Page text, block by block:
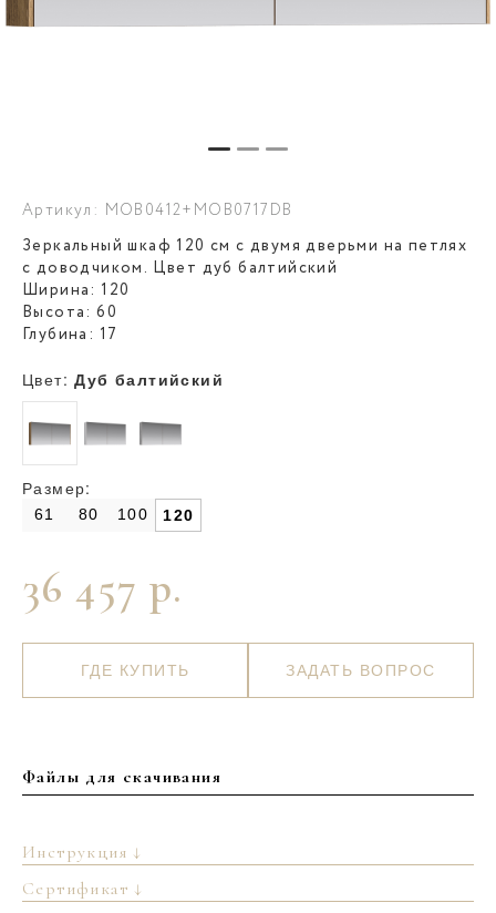
Артикул: MOB0412+MOB0717DB
36 457 р.
Зеркальный шкаф 120 см с двумя дверьми на петлях
с доводчиком. Цвет дуб балтийский
Ширина: 120
Высота: 60
Глубина: 17
Цвет: Дуб балтийский
Размер:
61 80 100 120
ГДЕ КУПИТЬ ЗАДАТЬ ВОПРОС
Файлы для скачивания
Инструкция ↓
Сертификат ↓